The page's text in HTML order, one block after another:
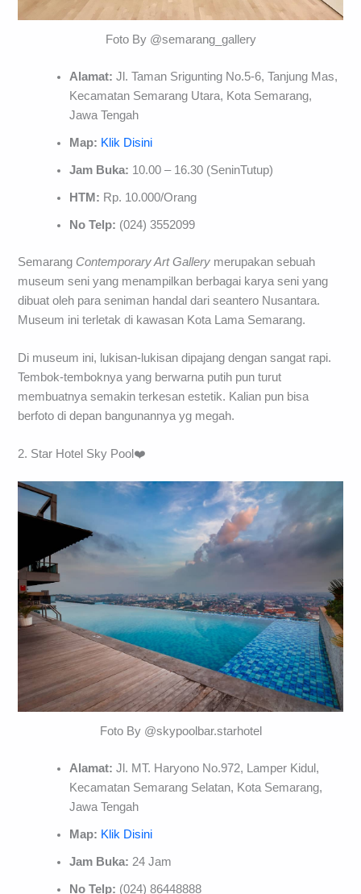
Foto By @semarang_gallery
Alamat:Jl. Taman Srigunting No.5-6, Tanjung Mas,
Kecamatan Semarang Utara, Kota Semarang,
Jawa Tengah
Map: Klik Disini
Jam Buka: 10.00 – 16.30 (SeninTutup)
HTM: Rp. 10.000/Orang
No Telp: (024) 3552099
Semarang Contemporary Art Gallery merupakan sebuah
museum seni yang menampilkan berbagai karya seni yang
dibuat oleh para seniman handal dari seantero Nusantara.
Museum ini terletak di kawasan Kota Lama Semarang.
Di museum ini, lukisan-lukisan dipajang dengan sangat rapi.
Tembok-temboknya yang berwarna putih pun turut
membuatnya semakin terkesan estetik. Kalian pun bisa
berfoto di depan bangunannya yg megah.
2. Star Hotel Sky Pool❤️
Foto By @skypoolbar.starhotel
Alamat: Jl. MT. Haryono No.972, Lamper Kidul,
Kecamatan Semarang Selatan, Kota Semarang,
Jawa Tengah
Map: Klik Disini
Jam Buka: 24 Jam
No Telp: (024) 86448888